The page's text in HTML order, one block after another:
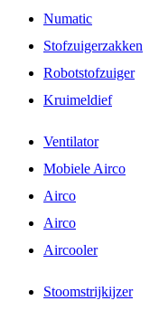
Numatic
Stofzuigerzakken
Robotstofzuiger
Kruimeldief
Ventilator
Mobiele Airco
Airco
Airco
Aircooler
Stoomstrijkijzer